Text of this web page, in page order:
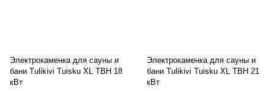
Электрокаменка для сауны и
бани Tulikivi Tuisku XL TBH 18
кВт
Электрокаменка для сауны и
бани Tulikivi Tuisku XL TBH 21
кВт